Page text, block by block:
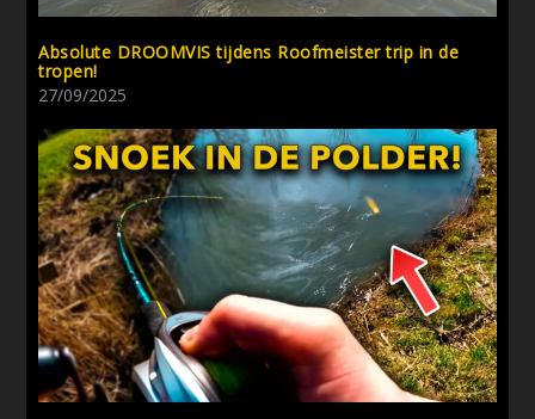
Absolute DROOMVIS tijdens Roofmeister trip in de
tropen!
27/09/2025